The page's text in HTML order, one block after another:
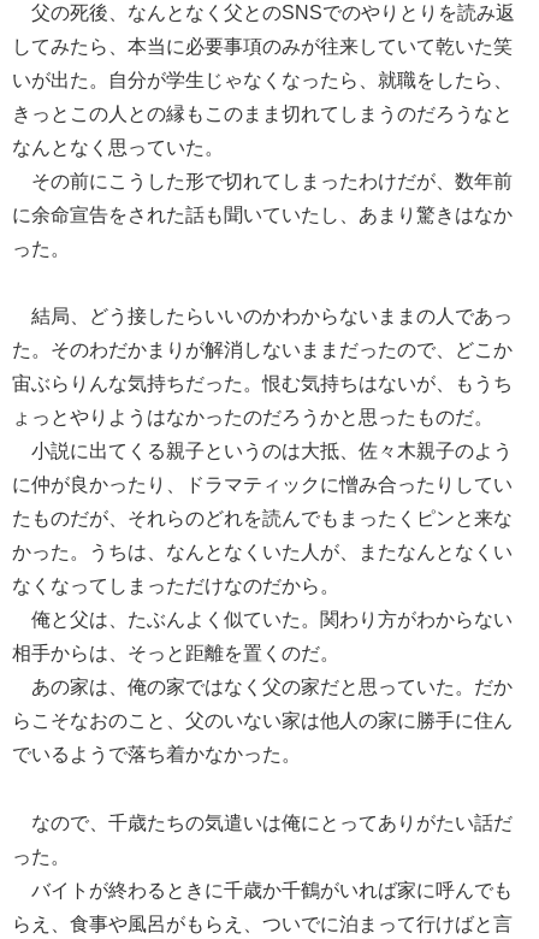
父の死後、なんとなく父とのSNSでのやりとりを読み返
してみたら、本当に必要事項のみが往来していて乾いた笑
いが出た。自分が学生じゃなくなったら、就職をしたら、
きっとこの人との縁もこのまま切れてしまうのだろうなと
なんとなく思っていた。
その前にこうした形で切れてしまったわけだが、数年前
に余命宣告をされた話も聞いていたし、あまり驚きはなか
った。
結局、どう接したらいいのかわからないままの人であっ
た。そのわだかまりが解消しないままだったので、どこか
宙ぶらりんな気持ちだった。恨む気持ちはないが、もうち
ょっとやりようはなかったのだろうかと思ったものだ。
小説に出てくる親子というのは大抵、佐々木親子のよう
に仲が良かったり、ドラマティックに憎み合ったりしてい
たものだが、それらのどれを読んでもまったくピンと来な
かった。うちは、なんとなくいた人が、またなんとなくい
なくなってしまっただけなのだから。
俺と父は、たぶんよく似ていた。関わり方がわからない
相手からは、そっと距離を置くのだ。
あの家は、俺の家ではなく父の家だと思っていた。だか
らこそなおのこと、父のいない家は他人の家に勝手に住ん
でいるようで落ち着かなかった。
なので、千歳たちの気遣いは俺にとってありがたい話だ
った。
バイトが終わるときに千歳か千鶴がいれば家に呼んでも
らえ、食事や風呂がもらえ、ついでに泊まって行けばと言